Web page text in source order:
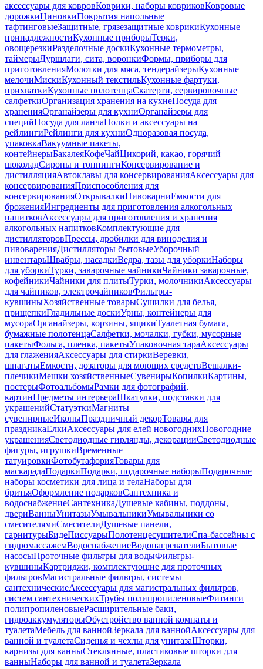
аксессуары для ковровКоврики, наборы ковриковКовровые
дорожкиЦиновкиПокрытия напольные
тафтинговыеЗащитные, грязезащитные коврикиКухонные
принадлежностиКухонные приборыТерки,
овощерезкиРазделочные доскиКухонные термометры,
таймерыДуршлаги, сита, воронкиФормы, приборы для
приготовленияМолотки для мяса, тендерайзерыКухонные
мелочиМискиКухонный текстильКухонные фартуки,
прихваткиКухонные полотенцаСкатерти, сервировочные
салфеткиОрганизация хранения на кухнеПосуда для
храненияОрганайзеры для кухниОрганайзеры для
специйПосуда для ланчаПолки и аксессуары на
рейлингиРейлинги для кухниОдноразовая посуда,
упаковкаВакуумные пакеты,
контейнерыБакалеяКофеЧайЦикорий, какао, горячий
шоколадСиропы и топпингиКонсервирование и
дистилляцияАвтоклавы для консервированияАксессуары для
консервированияПриспособления для
консервированияОткрывалкиПивоварниЕмкости для
броженияИнгредиенты для приготовления алкогольных
напитковАксессуары для приготовления и хранения
алкогольных напитковКомплектующие для
дистилляторовПрессы, дробилки для виноделия и
пивоваренияДистилляторы бытовыеУборочный
инвентарьШвабры, насадкиВедра, тазы для уборкиНаборы
для уборкиТурки, заварочные чайникиЧайники заварочные,
кофейникиЧайники для плитыТурки, молочникиАксессуары
для чайников, электрочайниковФильтры-
кувшиныХозяйственные товарыСушилки для белья,
прищепкиГладильные доскиУрны, контейнеры для
мусораОрганайзеры, корзины, ящикиТуалетная бумага,
бумажные полотенцаСалфетки, мочалки, губки, мусорные
пакетыФольга, пленка, пакетыУпаковочная тараАксессуары
для глаженияАксессуары для стиркиВеревки,
шпагатыЕмкости, дозаторы для моющих средствВешалки-
плечикиМешки хозяйственныеСувенирыКопилкиКартины,
постерыФотоальбомыРамки для фотографий,
картинПредметы интерьераШкатулки, подставки для
украшенийСтатуэткиМагниты
сувенирныеИконыПраздничный декорТовары для
праздникаЕлкиАксессуары для елей новогоднихНовогодние
украшенияСветодиодные гирлянды, декорацииСветодиодные
фигуры, игрушкиВременные
татуировкиФотобутафорияТовары для
маскарадаПодаркиПодарки, подарочные наборыПодарочные
наборы косметики для лица и телаНаборы для
бритьяОформление подарковСантехника и
водоснабжениеСантехникаДушевые кабины, поддоны,
двериВанныУнитазыУмывальникиУмывальники со
смесителямиСмесителиДушевые панели,
гарнитурыБидеПиссуарыПолотенцесушителиСпа-бассейны с
гидромассажемВодоснабжениеВодонагревателиБытовые
насосыПроточные фильтры для водыФильтры-
кувшиныКартриджи, комплектующие для проточных
фильтровМагистральные фильтры, системы
сантехническиеАксессуары для магистральных фильтров,
систем сантехническихТрубы полипропиленовыеФитинги
полипропиленовыеРасширительные баки,
гидроаккумуляторыОбустройство ванной комнаты и
туалетаМебель для ваннойЗеркала для ваннойАксессуары для
ванной и туалетаСиденья и чехлы для унитазаШторки,
карнизы для ванныСтеклянные, пластиковые шторки для
ванныНаборы для ванной и туалетаЗеркала